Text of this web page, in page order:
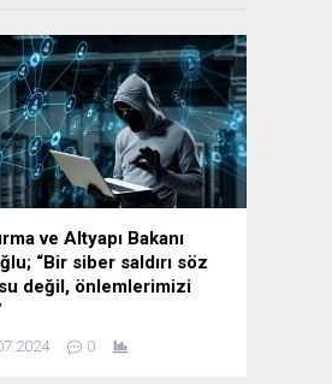
ve Altyapı Bakanı
“Bir siber saldırı söz
değil, önlemlerimizi
0